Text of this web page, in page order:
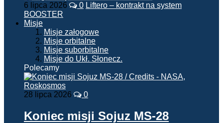
6 lipca 2026 0 Liftero – kontrakt na system
BOOSTER
Misje
Misje załogowe
Misje orbitalne
Misje suborbitalne
Misje do Ukł. Słonecz.
Polecamy
28 lipca 2026 0
Koniec misji Sojuz MS-28